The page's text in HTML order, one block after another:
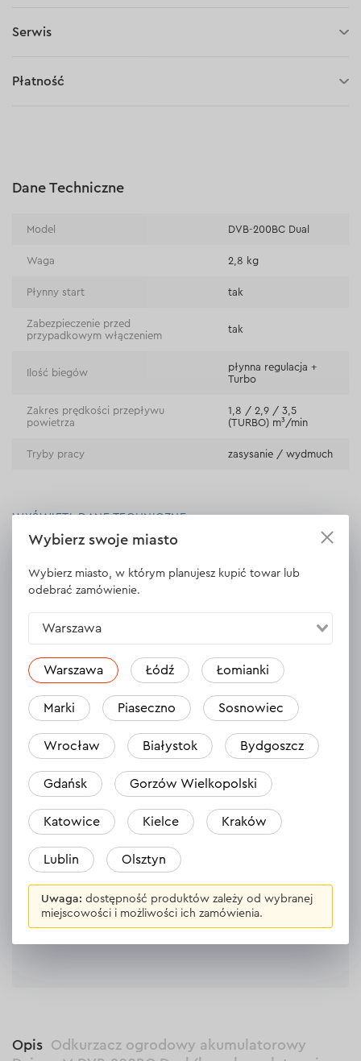
Serwis
Płatność
Płatność na rachunek bieżący (przelew tradycyjny)
Dane Techniczne
Model DVB-200BC Dual
Waga 2,8 kg
Płynny start tak
Zabezpieczenie przed
przypadkowym włączeniem
tak
Ilość biegów
płynna regulacja +
Turbo
Zakres prędkości przepływu
powietrza
1,8 / 2,9 / 3,5
(TURBO) m³/min
Tryby pracy zasysanie / wydmuch
WYŚWIETL DANE TECHNICZNE
Zostaw opinię
Nikt jeszcze nie zostawił opinii na temat
tego produktu.
Bądź pierwszy
Opis
Odkurzacz ogrodowy akumulatorowy
Wybierz swoje miasto
Wybierz miasto, w którym planujesz kupić towar lub
odebrać zamówienie.
Warszawa
Warszawa Łódź Łomianki
Marki Piaseczno Sosnowiec
Wrocław Białystok Bydgoszcz
Gdańsk Gorzów Wielkopolski
Katowice Kielce Kraków
Lublin Olsztyn
Uwaga: dostępność produktów zależy od wybranej
miejscowości i możliwości ich zamówienia.